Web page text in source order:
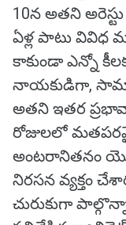
10న అతని
ఏళ్ల పాటు వివిధ
కాకుండా ఎన్నో
నాయకుడిగా,
అతని ఇతర
రోజులలో
అంటరానితనం
నిరసన వ్యక్తం
చురుకుగా